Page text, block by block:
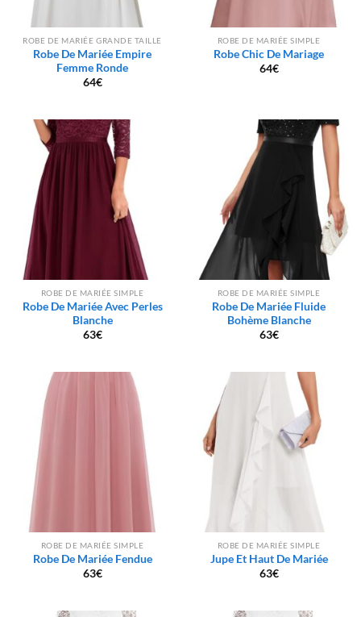
ROBE DE MARIÉE GRANDE TAILLE
Robe De Mariée Empire
Femme Ronde
64€
ROBE DE MARIÉE SIMPLE
Robe Chic De Mariage
64€
ROBE DE MARIÉE SIMPLE
Robe De Mariée Avec Perles
Blanche
63€
ROBE DE MARIÉE SIMPLE
Robe De Mariée Fluide
Bohème Blanche
63€
ROBE DE MARIÉE SIMPLE
Robe De Mariée Fendue
63€
ROBE DE MARIÉE SIMPLE
Jupe Et Haut De Mariée
63€